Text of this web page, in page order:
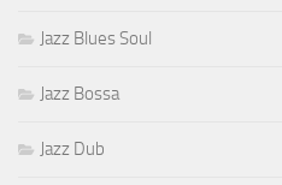
Jazz Blues Soul
Jazz Bossa
Jazz Dub